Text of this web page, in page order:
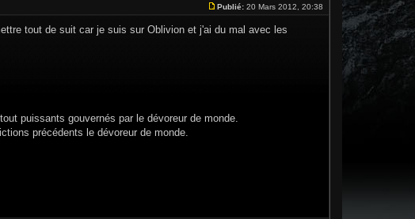
Publié: 20 Mars 2012, 20:38
tout de suit car je suis sur Oblivion et j'ai du mal avec les
puissants gouvernés par le dévoreur de monde.
précédents le dévoreur de monde.